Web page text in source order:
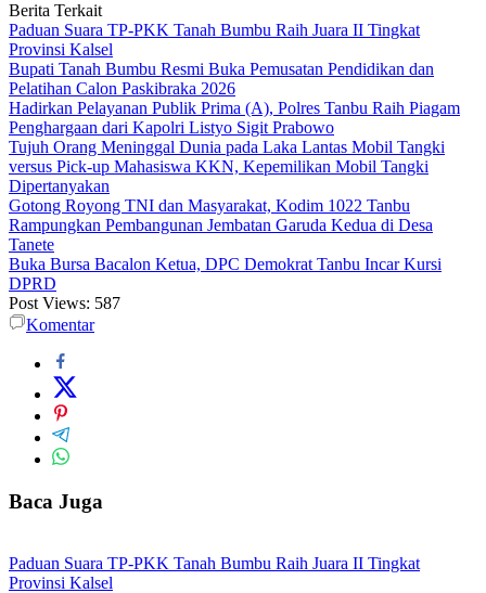
Berita Terkait
Paduan Suara TP-PKK Tanah Bumbu Raih Juara II Tingkat
Provinsi Kalsel
Bupati Tanah Bumbu Resmi Buka Pemusatan Pendidikan dan
Pelatihan Calon Paskibraka 2026
Hadirkan Pelayanan Publik Prima (A), Polres Tanbu Raih Piagam
Penghargaan dari Kapolri Listyo Sigit Prabowo
Tujuh Orang Meninggal Dunia pada Laka Lantas Mobil Tangki
versus Pick-up Mahasiswa KKN, Kepemilikan Mobil Tangki
Dipertanyakan
Gotong Royong TNI dan Masyarakat, Kodim 1022 Tanbu
Rampungkan Pembangunan Jembatan Garuda Kedua di Desa
Tanete
Buka Bursa Bacalon Ketua, DPC Demokrat Tanbu Incar Kursi
DPRD
Post Views: 587
Komentar
Baca Juga
Paduan Suara TP-PKK Tanah Bumbu Raih Juara II Tingkat
Provinsi Kalsel